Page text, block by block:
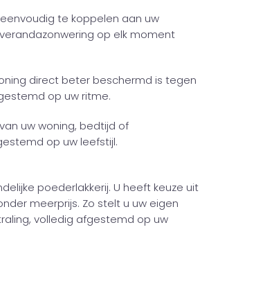
te koppelen aan uw
op elk moment
direct beter beschermd is tegen
op uw ritme.
uw woning, bedtijd of
op uw leefstijl.
poederlakkerij. U heeft keuze uit
meerprijs. Zo stelt u uw eigen
volledig afgestemd op uw